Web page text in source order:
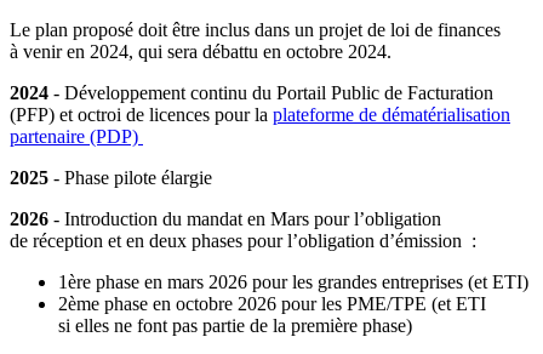
Le plan proposé doit être inclus dans un projet de loi de finances
à venir en 2024, qui sera débattu en octobre 2024.
2024 - Développement continu du Portail Public de Facturation
(PFP) et octroi de licences pour la plateforme de dématérialisation
partenaire (PDP)
2025 - Phase pilote élargie
2026 - Introduction du mandat en Mars pour l’obligation
de réception et en deux phases pour l’obligation d’émission :
1ère phase en mars 2026 pour les grandes entreprises (et ETI)
2ème phase en octobre 2026 pour les PME/TPE (et ETI
si elles ne font pas partie de la première phase)